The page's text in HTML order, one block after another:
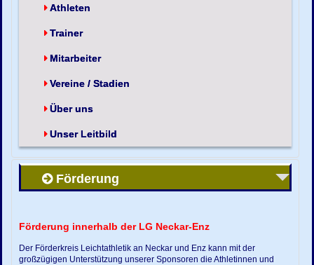
Athleten
Trainer
Mitarbeiter
Vereine / Stadien
Über uns
Unser Leitbild
Förderung
Förderung innerhalb der LG Neckar-Enz
Der Förderkreis Leichtathletik an Neckar und Enz kann mit der
großzügigen Unterstützung unserer Sponsoren die Athletinnen und